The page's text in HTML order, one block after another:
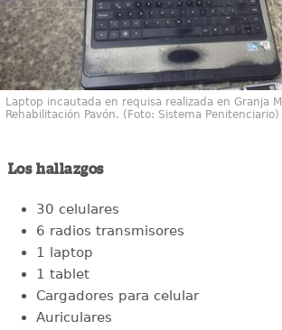
Laptop incautada en requisa realizada en Granja
Rehabilitación Pavón. (Foto: Sistema Penitenciario)
Los hallazgos
30 celulares
6 radios transmisores
1 laptop
1 tablet
Cargadores para celular
Auriculares